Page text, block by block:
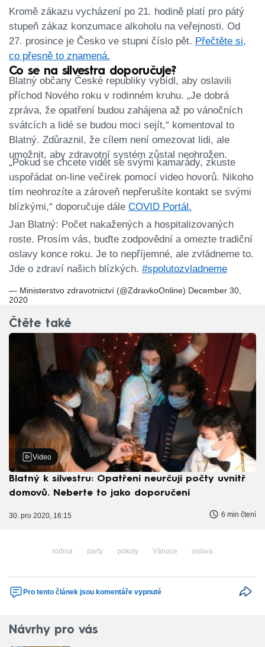
Kromě zákazu vycházení po 21. hodině platí pro pátý
stupeň zákaz konzumace alkoholu na veřejnosti. Od
27. prosince je Česko ve stupni číslo pět. Přečtěte si,
co přesně to znamená.
Co se na silvestra doporučuje?
Blatný občany České republiky vybídl, aby oslavili
příchod Nového roku v rodinném kruhu. „Je dobrá
zpráva, že opatření budou zahájena až po vánočních
svátcích a lidé se budou moci sejít,“ komentoval to
Blatný. Zdůraznil, že cílem není omezovat lidi, ale
umožnit, aby zdravotní systém zůstal neohrožen.
„Pokud se chcete vidět se svými kamarády, zkuste
uspořádat on-line večírek pomocí video hovorů. Nikoho
tím neohrozíte a zároveň nepřerušíte kontakt se svými
blízkými,“ doporučuje dále COVID Portál.
Jan Blatný: Počet nakažených a hospitalizovaných
roste. Prosím vás, buďte zodpovědní a omezte tradiční
oslavy konce roku. Je to nepříjemné, ale zvládneme to.
Jde o zdraví našich blízkých. #spolutozvladneme
— Ministerstvo zdravotnictví (@ZdravkoOnline) December 30,
2020
Čtěte také
Video
Blatný k silvestru: Opatření neurčují počty uvnitř
domovů. Neberte to jako doporučení
30. pro 2020, 16:15 6 min čtení
rodina party pokuty Vánoce oslava
Pro tento článek jsou komentáře vypnuté
Návrhy pro vás